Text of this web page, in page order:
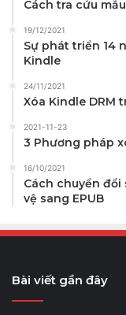
Cách tra cứu
19/12/2021
Sự phát triển 14
Kindle
24/11/2021
Xóa Kindle DRM
2021-11-23
3 Phương pháp
16/10/2021
Cách chuyển
vệ sang EPUB
Bài viết gần đây